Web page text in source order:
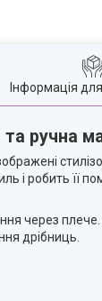
Інформація
ручна
і робить її
через
дрібниць.